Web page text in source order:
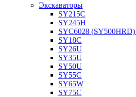
Экскаваторы
SY215C
SY245H
SYC6028
SY18C
SY26U
SY35U
SY50U
SY55C
SY65W
SY75C